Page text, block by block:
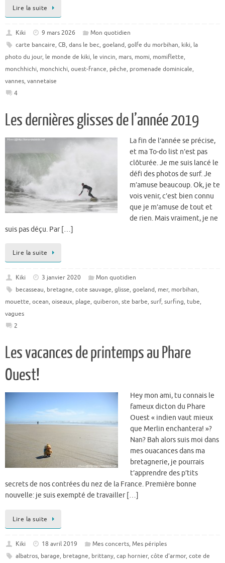
Lire la suite
Kiki 9 mars 2026
Mon quotidien
carte bancaire, CB, dans le bec, goeland, golfe du morbihan, kiki, la
photo du jour, le monde de kiki, le vincin, mars, momi, momiflette,
monchhichi, monchichi, ouest-france, pêche, promenade dominicale,
vannes, vannetaise
4
Les dernières glisses de l’année 2019
La fin de l’année se précise,
et ma To-do list n’est pas
clôturée. Je me suis lancé le
défi des photos de surf. Je
m’amuse beaucoup. Ok, je te
vois venir, c’est bien connu
que je m’amuse de tout et
de rien. Mais vraiment, je ne
suis pas déçu. Par […]
Lire la suite
Kiki 3 janvier 2020
Mon quotidien
becasseau, bretagne, cote sauvage, glisse, goeland, mer, morbihan,
mouette, ocean, oiseaux, plage, quiberon, ste barbe, surf, surfing, tube,
vagues
2
Les vacances de printemps au Phare
Ouest!
Hey mon ami, tu connais le
fameux dicton du Phare
Ouest « indien vaut mieux
que Merlin enchantera! »?
Nan? Bah alors suis moi dans
mes ouacances dans ma
bretagnerie, je pourrais
t’apprendre des p’tits
secrets de nos contrées du nez de la France. Première bonne
nouvelle: je suis exempté de travailler […]
Lire la suite
Kiki 18 avril 2019 Mes concerts, Mes périples
albatros, barage, bretagne, brittany, cap hornier, côte d'armor, cote de